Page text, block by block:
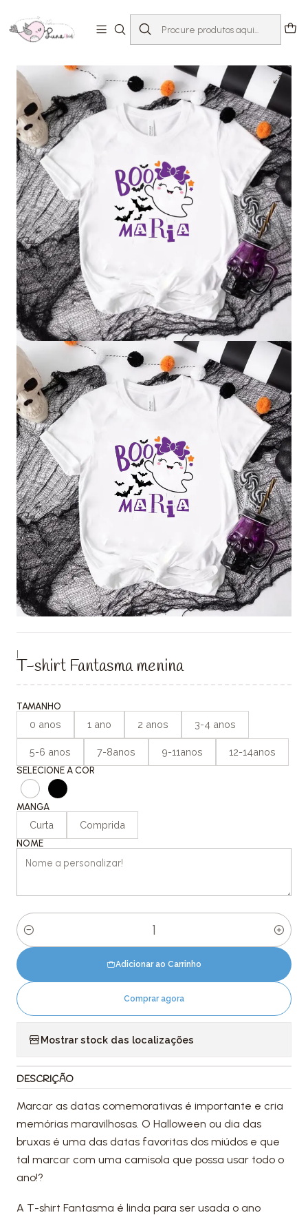
T-shirts com Mensagem
Halloween
T-shirt Fantasma menina
|
T-shirt Fantasma menina
TAMANHO
0 anos 1 ano 2 anos 3-4 anos
5-6 anos 7-8anos 9-11anos 12-14anos
SELECIONE A COR
MANGA
Curta Comprida
NOME
Quantidade
Adicionar ao Carrinho
Comprar agora
Mostrar stock das localizações
DESCRIÇÃO
Marcar as datas comemorativas é importante e cria
memórias maravilhosas. O Halloween ou dia das
bruxas é uma das datas favoritas dos miúdos e que
tal marcar com uma camisola que possa usar todo o
ano!?
A T-shirt Fantasma é linda para ser usada o ano